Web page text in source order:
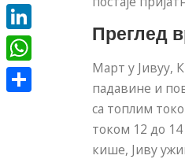
Преглед
Март у Јивуу,
падавине и
са топлим
током 12 до
кише, Јиву
Email
LinkedIn
WhatsApp